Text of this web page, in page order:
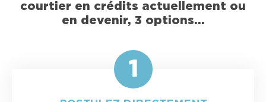
courtier en crédits actuellement ou
en devenir, 3 options…
1